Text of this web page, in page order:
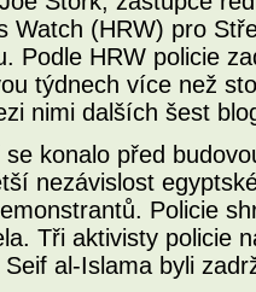
Watch (HRW) pro
Podle HRW policie
týdnech více než
nimi dalších šest
konalo před
nezávislost
Policie
Tři aktivisty policie
Seif al-Islama byli